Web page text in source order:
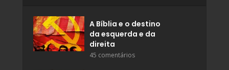
A Bíblia e o destino
da esquerda e da
direita
45 comentários